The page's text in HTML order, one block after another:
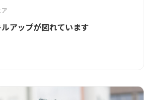
アップが図れています